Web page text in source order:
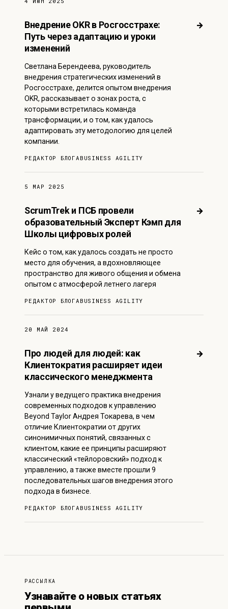
Внедрение OKR в Росгосстрахе:
Путь через адаптацию и уроки
изменений
Светлана Берендеева, руководитель
внедрения стратегических изменений в
Росгосстрахе, делится опытом внедрения
OKR, рассказывает о зонах роста, с
которыми встретилась команда
трансформации, и о том, как удалось
адаптировать эту методологию для целей
компании.
РЕДАКТОР БЛОГА BUSINESS AGILITY
→
5 МАР 2025
ScrumTrek и ПСБ провели
образовательный Эксперт Кэмп для
Школы цифровых ролей
Кейс о том, как удалось создать не просто
место для обучения, а вдохновляющее
пространство для живого общения и обмена
опытом с атмосферой летнего лагеря
РЕДАКТОР БЛОГАBUSINESS AGILITY
→
20 МАЙ 2024
Про людей для людей: как
Клиентократия расширяет идеи
классического менеджмента
Узнали у ведущего практика внедрения
современных подходов к управлению
Beyond Taylor Андрея Токарева, в чем
отличие Клиентократии от других
синонимичных понятий, связанных с
клиентом, какие ее принципы расширяют
классический «тейлоровский» подход к
управлению, а также вместе прошли 9
последовательных шагов внедрения этого
подхода в бизнесе.
РЕДАКТОР БЛОГАBUSINESS AGILITY
→
РАССЫЛКА
Узнавайте о новых статьях